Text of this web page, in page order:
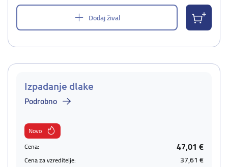
Dodaj žival
Izpadanje dlake
Podrobno
Novo
Cena:
47,01 €
Cena za vzreditelje: 37,61 €